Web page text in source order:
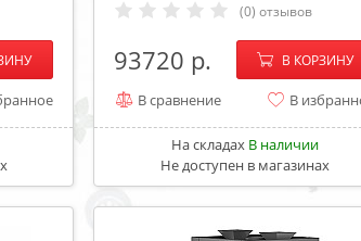
+
(0) отзывов
93720 − +
В КОРЗИНУ
В сравнение В
На складах В наличии
Не доступен в магазинах